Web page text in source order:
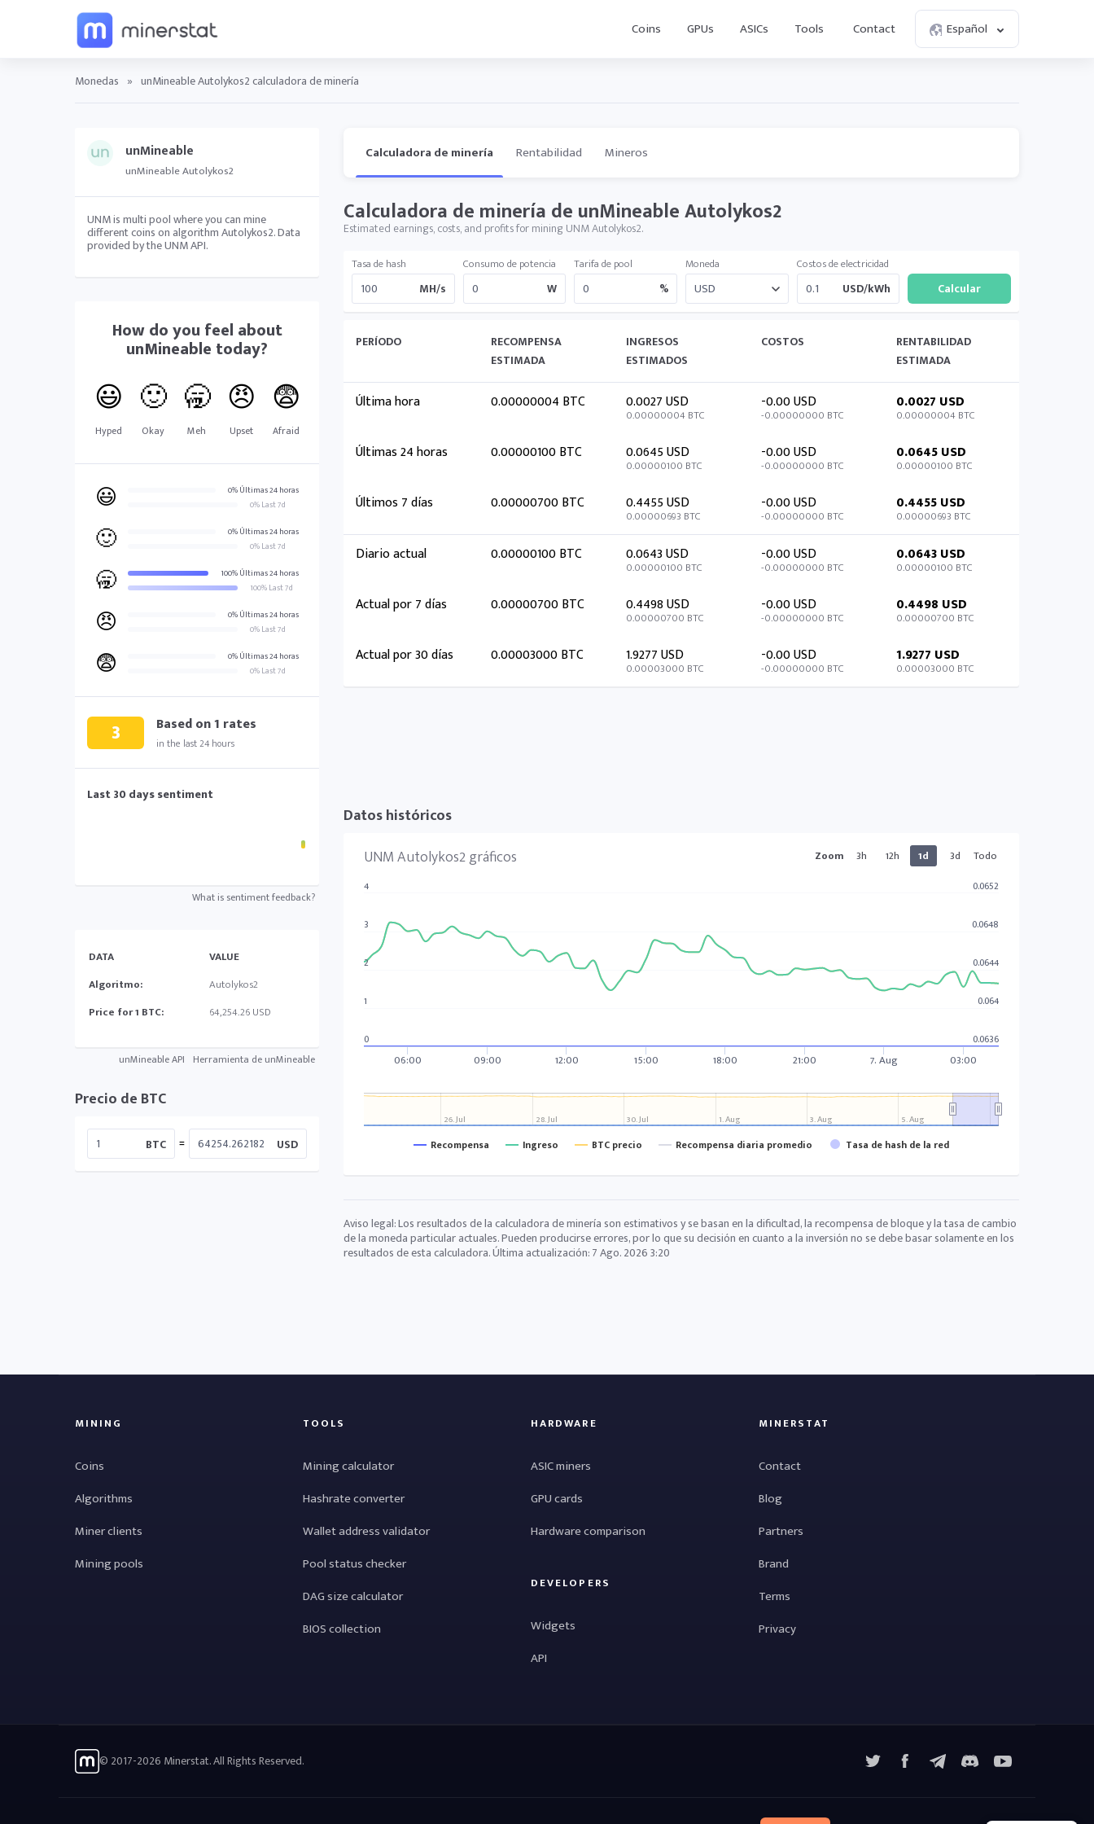
Coins GPUs ASICs Tools Contact Español
Monedas » unMineable Autolykos2 calculadora de minería
unMineable
unMineable Autolykos2
UNM is multi pool where you can mine
different coins on algorithm Autolykos2. Data
provided by the UNM API.
How do you feel about
unMineable today?
😃
Hyped
🙂
Okay
🥱
Meh
😠
Upset
😨
Afraid
😃
0% Últimas 24 horas
0% Last 7d
🙂
0% Últimas 24 horas
0% Last 7d
🥱
100% Últimas 24 horas
100% Last 7d
😠
0% Últimas 24 horas
0% Last 7d
😨
0% Últimas 24 horas
0% Last 7d
3 Based on1 rates
in the last 24 hours
Last 30 days sentiment
What is sentiment feedback?
DATA
VALUE
Algoritmo:
Autolykos2
Price for 1 BTC:
64,254.26 USD
unMineable API Herramienta de unMineable
Precio de BTC
BTC = USD
Calculadora de minería Rentabilidad Mineros
Calculadora de minería de unMineable Autolykos2
Estimated earnings, costs, and profits for mining UNM Autolykos2.
Tasa de hash
MH/s
Consumo de potencia
W
Tarifa de pool
%
Moneda Costos de electricidad
USD/kWh
PERÍODO
RECOMPENSA
ESTIMADA
INGRESOS
ESTIMADOS
COSTOS
RENTABILIDAD
ESTIMADA
Última hora 0.00000004 BTC 0.0027 USD
0.00000004 BTC
-0.00 USD
-0.00000000 BTC
0.0027 USD
0.00000004 BTC
Últimas 24 horas 0.00000100 BTC 0.0645 USD
0.00000100 BTC
-0.00 USD
-0.00000000 BTC
0.0645 USD
0.00000100 BTC
Últimos 7 días 0.00000700 BTC 0.4455 USD
0.00000693 BTC
-0.00 USD
-0.00000000 BTC
0.4455 USD
0.00000693 BTC
Diario actual 0.00000100 BTC 0.0643 USD
0.00000100 BTC
-0.00 USD
-0.00000000 BTC
0.0643 USD
0.00000100 BTC
Actual por 7 días 0.00000700 BTC 0.4498 USD
0.00000700 BTC
-0.00 USD
-0.00000000 BTC
0.4498 USD
0.00000700 BTC
Actual por 30 días 0.00003000 BTC 1.9277 USD
0.00003000 BTC
-0.00 USD
-0.00000000 BTC
1.9277 USD
0.00003000 BTC
Datos históricos
UNM Autolykos2 gráficos
Zoom 3h 12h 1d 3d Todo
Recompensa Ingreso BTC precio Recompensa diaria promedio Tasa de hash de la red
06:00 09:00 12:00 15:00 18:00 21:00 7. Aug 03:00
26. Jul 28. Jul 30. Jul 1. Aug 3. Aug 5. Aug
0
1
2
3
4
0.0636
0.064
0.0644
0.0648
0.0652
Aviso legal: Los resultados de la calculadora de minería son estimativos y se basan en la dificultad, la recompensa de bloque y la tasa de cambio
de la moneda particular actuales. Pueden producirse errores, por lo que su decisión en cuanto a la inversión no se debe basar solamente en los
resultados de esta calculadora. Última actualización:7 Ago. 2026 3:20
MINING
Coins
Algorithms
Miner clients
Mining pools
TOOLS
Mining calculator
Hashrate converter
Wallet address validator
Pool status checker
DAG size calculator
BIOS collection
HARDWARE
ASIC miners
GPU cards
Hardware comparison
DEVELOPERS
Widgets
API
MINERSTAT
Contact
Blog
Partners
Brand
Terms
Privacy
© 2017-2026 Minerstat. All Rights Reserved. FacebookTelegramYouTube